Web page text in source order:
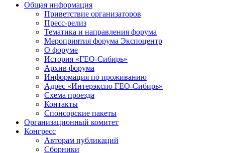
Общая информация
Приветствие организаторов
Пресс-релиз
Тематика и направления форума
Мероприятия форума Экспоцентр
О форуме
История «ГЕО-Сибирь»
Архив форума
Информация по проживанию
Адрес «Интерэкспо ГЕО-Сибирь»
Схема проезда
Контакты
Спонсорские пакеты
Организационный комитет
Конгресс
Авторам публикаций
Сборники